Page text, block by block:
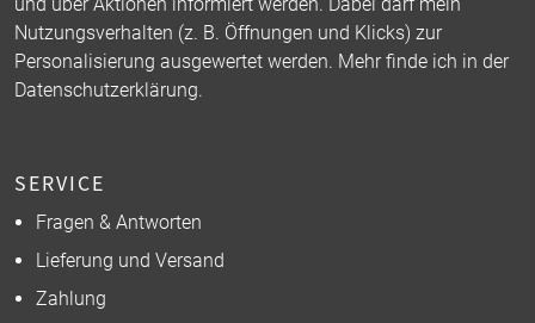
Nutzungsverhalten (z. B. Öffnungen und Klicks) zur
Personalisierung ausgewertet werden. Mehr finde ich in der
Datenschutzerklärung.
SERVICE
Fragen & Antworten
Lieferung und Versand
Zahlung